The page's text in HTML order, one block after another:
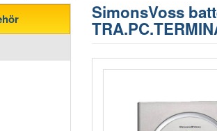
SimonsVoss